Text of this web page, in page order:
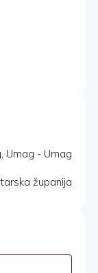
Umag - Umag
županija